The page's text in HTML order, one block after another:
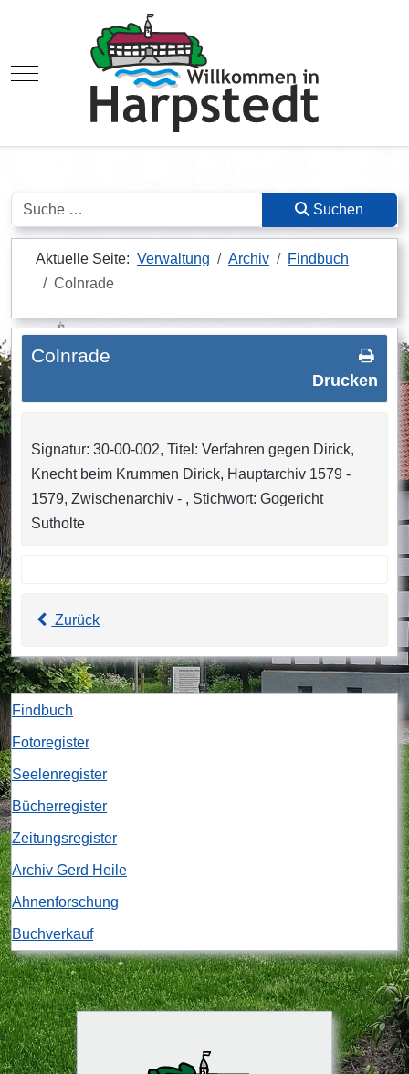
Mobile Menu Toggle
Suchen Suchen
Aktuelle Seite: Verwaltung Archiv
Findbuch
Colnrade
Drucken
Colnrade
Signatur: 30-00-002, Titel: Verfahren gegen Dirick,
Knecht beim Krummen Dirick, Hauptarchiv 1579 -
1579, Zwischenarchiv - , Stichwort: Gogericht
Sutholte
Zurück
Findbuch
Fotoregister
Seelenregister
Bücherregister
Zeitungsregister
Archiv Gerd Heile
Ahnenforschung
Buchverkauf